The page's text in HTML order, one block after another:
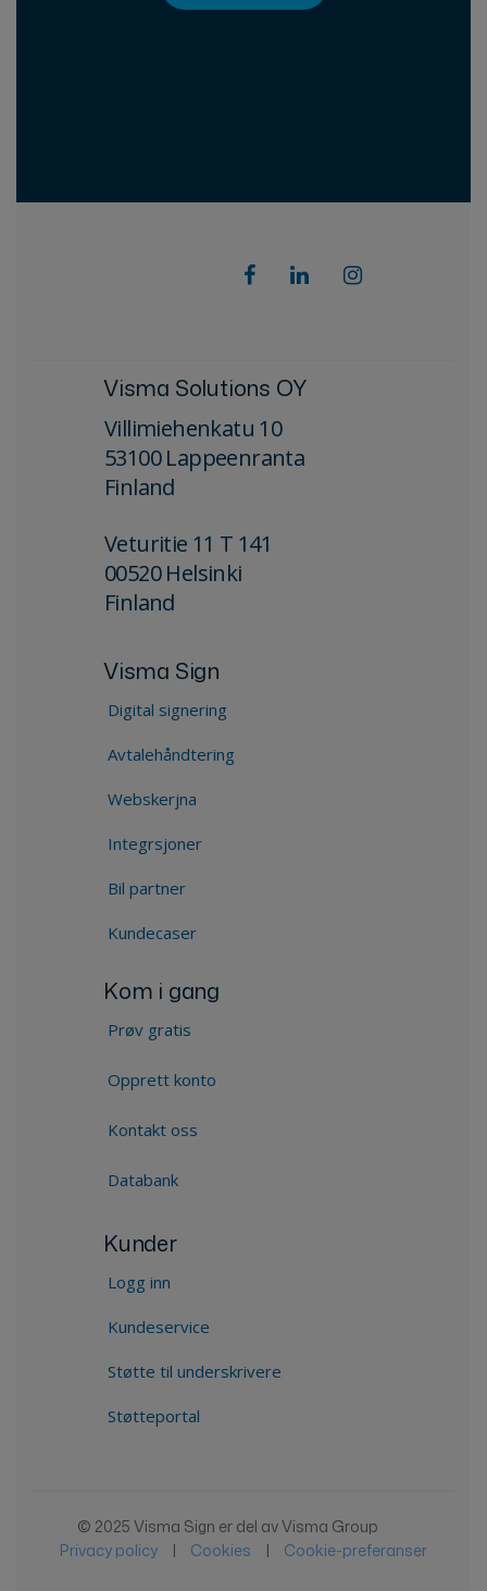
Visma Solutions OY
Villimiehenkatu 10
53100 Lappeenranta
Finland
Veturitie 11 T 141
00520 Helsinki
Finland
Visma Sign
Digital signering
Avtalehåndtering
Webskerjna
Integrsjoner
Bil partner
Kundecaser
Kom i gang
Prøv gratis
Opprett konto
Kontakt oss
Databank
Kunder
Logg inn
Kundeservice
Støtte til underskrivere
Støtteportal
© 2025 Visma Sign er del av Visma Group
Privacy policy
| Cookies | Cookie-preferanser